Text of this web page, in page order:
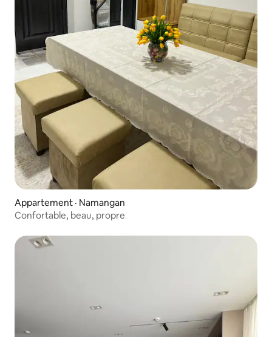
Appartement · Namangan
Confortable, beau, propre